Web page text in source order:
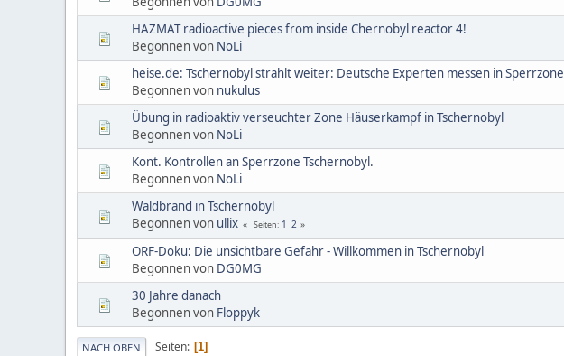
HAZMAT radioactive pieces from inside Chernobyl reactor 4!
Begonnen von NoLi
heise.de: Tschernobyl strahlt weiter: Deutsche Experten messen in Sperrzone
Begonnen von nukulus
Übung in radioaktiv verseuchter Zone Häuserkampf in Tschernobyl
Begonnen von NoLi
Kont. Kontrollen an Sperrzone Tschernobyl.
Begonnen von NoLi
Waldbrand in Tschernobyl
Begonnen von ullix Seiten 1 2
ORF-Doku: Die unsichtbare Gefahr - Willkommen in Tschernobyl
Begonnen von DG0MG
30 Jahre danach
Begonnen von Floppyk
NACH OBEN Seiten 1